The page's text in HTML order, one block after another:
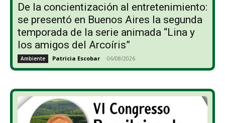
De la concientización al entretenimiento:
se presentó en Buenos Aires la segunda
temporada de la serie animada “Lina y
los amigos del Arcoíris”
Ambiente Patricia Escobar - 06/08/2026